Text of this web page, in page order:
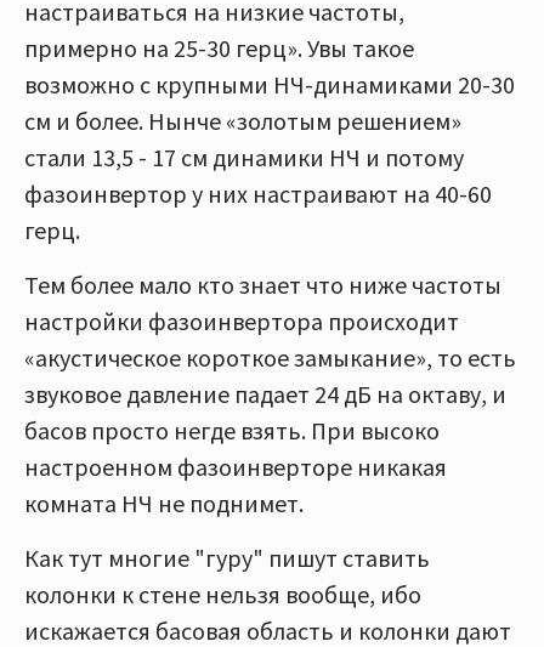
настраиваться на низкие частоты,
примерно на 25-30 герц». Увы такое
возможно с крупными НЧ-динамиками 20-30
см и более. Нынче «золотым решением»
стали 13,5 - 17 см динамики НЧ и потому
фазоинвертор у них настраивают на 40-60
герц.
Тем более мало кто знает что ниже частоты
настройки фазоинвертора происходит
«акустическое короткое замыкание», то есть
звуковое давление падает 24 дБ на октаву, и
басов просто негде взять. При высоко
настроенном фазоинверторе никакая
комната НЧ не поднимет.
Как тут многие "гуру" пишут ставить
колонки к стене нельзя вообще, ибо
искажается басовая область и колонки дают